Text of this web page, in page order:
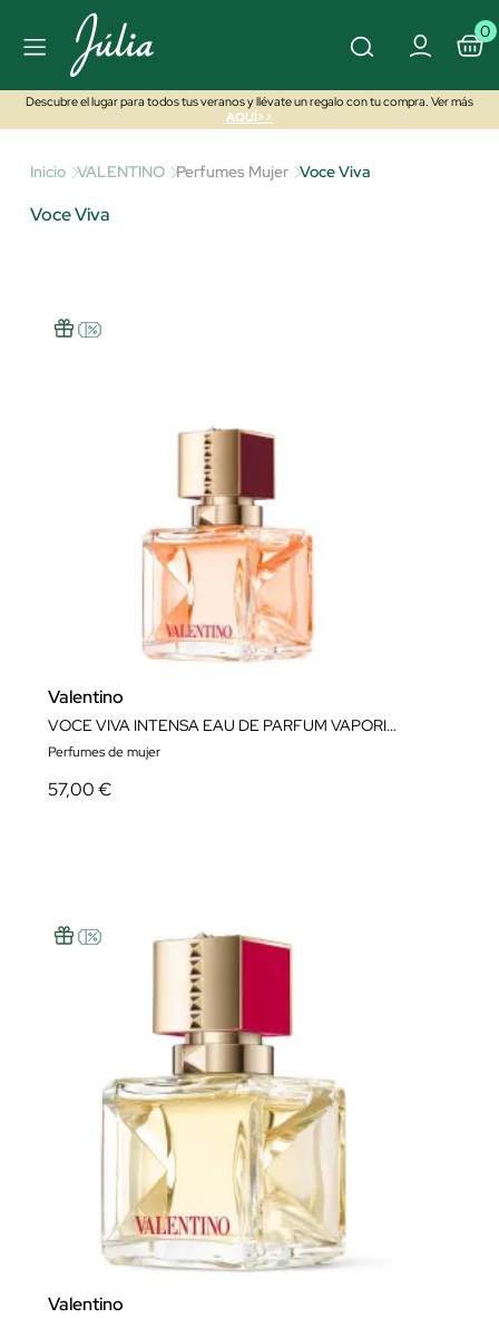
0
Descubre el lugar para todos tus veranos y llévate un regalo con tu compra. Ver más
AQUÍ>>
Inicio VALENTINO Perfumes Mujer Voce Viva
Voce Viva
Valentino
VOCE VIVA INTENSA EAU DE PARFUM VAPORIZADOR
Perfumes de mujer
57,00 €
Valentino